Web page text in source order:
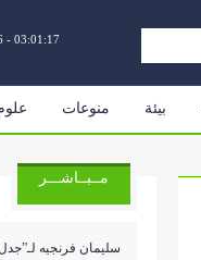
- 03:01:17
بيئة منوعات
مــبــاشـــر
سليمان فرنجيه